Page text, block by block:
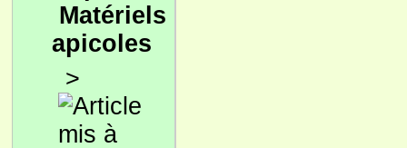
Matériels
apicoles
>